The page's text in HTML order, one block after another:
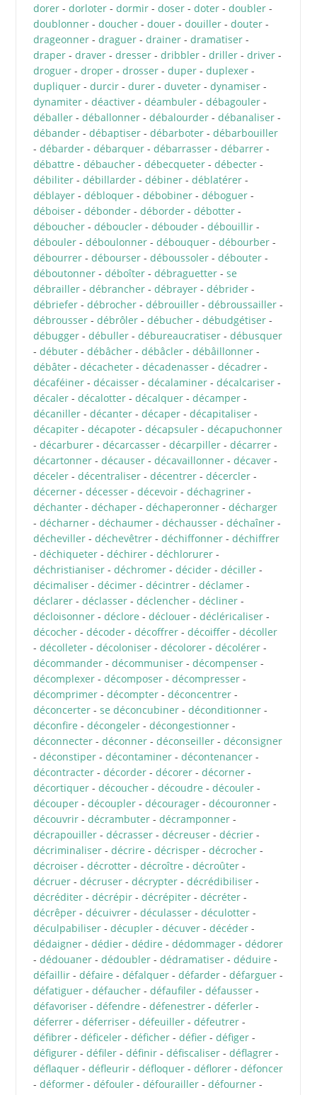
dorer- dorloter- dormir- doser- doter- doubler-
doublonner- doucher- douer- douiller- douter-
drageonner- draguer- drainer- dramatiser-
draper- draver- dresser- dribbler- driller- driver-
droguer- droper- drosser- duper- duplexer-
dupliquer- durcir- durer- duveter- dynamiser-
dynamiter- déactiver- déambuler- débagouler-
déballer- déballonner- débalourder- débanaliser-
débander- débaptiser- débarboter- débarbouiller
- débarder- débarquer- débarrasser- débarrer-
débattre - débaucher- débecqueter- débecter-
débiliter- débillarder- débiner- déblatérer-
déblayer- débloquer- débobiner- déboguer-
déboiser- débonder- déborder- débotter-
déboucher- déboucler- débouder- débouillir-
débouler- déboulonner- débouquer- débourber-
débourrer- débourser- déboussoler- débouter-
déboutonner- déboîter- débraguetter- se
débrailler- débrancher- débrayer- débrider-
débriefer- débrocher- débrouiller- débroussailler-
débrousser- débrôler- débucher- débudgétiser-
débugger- débuller- débureaucratiser- débusquer
- débuter- débâcher- débâcler- débâillonner-
débâter- décacheter- décadenasser- décadrer-
décaféiner- décaisser- décalaminer- décalcariser-
décaler- décalotter- décalquer- décamper-
décaniller- décanter- décaper- décapitaliser-
décapiter- décapoter- décapsuler- décapuchonner
- décarburer- décarcasser- décarpiller- décarrer-
décartonner- décauser- décavaillonner- décaver-
déceler- décentraliser- décentrer- décercler-
décerner- décesser- décevoir- déchagriner-
déchanter- déchaper- déchaperonner- décharger
- décharner- déchaumer- déchausser- déchaîner-
décheviller- déchevêtrer- déchiffonner- déchiffrer
- déchiqueter- déchirer- déchlorurer-
déchristianiser- déchromer- décider- déciller-
décimaliser- décimer- décintrer- déclamer-
déclarer- déclasser- déclencher- décliner-
décloisonner- déclore - déclouer- décléricaliser-
décocher- décoder- décoffrer- décoiffer- décoller
- décolleter- décoloniser- décolorer- décolérer-
décommander- décommuniser- décompenser-
décomplexer- décomposer- décompresser-
décomprimer- décompter- déconcentrer-
déconcerter- se déconcubiner- déconditionner-
déconfire - décongeler- décongestionner-
déconnecter- déconner- déconseiller- déconsigner
- déconstiper- décontaminer- décontenancer-
décontracter- décorder- décorer- décorner-
décortiquer- découcher- découdre - découler-
découper- découpler- décourager- découronner-
découvrir- décrambuter- décramponner-
décrapouiller- décrasser- décreuser- décrier-
décriminaliser- décrire - décrisper- décrocher-
décroiser- décrotter- décroître - décroûter-
décruer- décruser- décrypter- décrédibiliser-
décréditer- décrépir- décrépiter- décréter-
décrêper- décuivrer- déculasser- déculotter-
déculpabiliser- décupler- décuver- décéder-
dédaigner- dédier- dédire - dédommager- dédorer
- dédouaner- dédoubler- dédramatiser- déduire -
défaillir- défaire - défalquer- défarder- défarguer-
défatiguer- défaucher- défaufiler- défausser-
défavoriser- défendre - défenestrer- déferler-
déferrer- déferriser- défeuiller- défeutrer-
défibrer- déficeler- déficher- défier- défiger-
défigurer- défiler- définir- défiscaliser- déflagrer-
déflaquer- défleurir- défloquer- déflorer- défoncer
- déformer- défouler- défourailler- défourner-